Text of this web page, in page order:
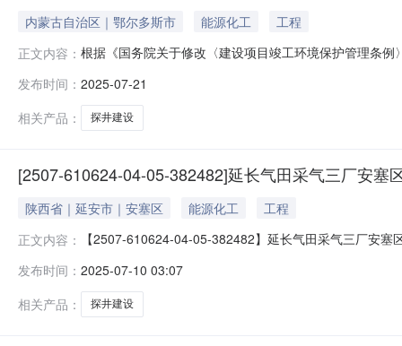
内蒙古自治区｜鄂尔多斯市 能源化工
工程
正文内容： 根据《国务院关于修改〈建设项目竣工环境保护管理条
郝76等19口探井建设项目，详见下表序号井号地理位置
蒙古自治区鄂尔多斯市鄂托克
发布时间： 2025-07-21
相关产品：
探井建设
[2507-610624-04-05-382482]延长气田采气三厂安塞
陕西省｜延安市｜安塞区 能源化工
工程
正文内容：
【2507-610624-04-05-382482】延长气田采气三厂安
发布时间： 2025-07-10 03:07
相关产品：
探井建设